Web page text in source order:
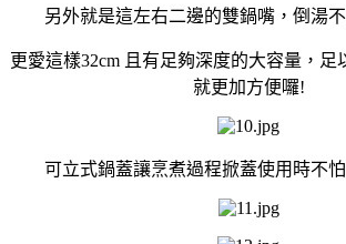
另外就是這左右二邊的雙鍋嘴 ，倒湯
更愛這樣32cm 且有足夠深度的大容量，足
就更加方便囉!
可立式鍋蓋讓烹煮過程掀蓋使用時不